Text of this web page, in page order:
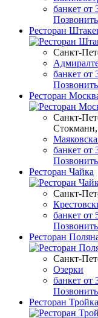
банкет от
Позвонить
Ресторан
Санкт-
банкет от
Позвонить
Ресторан
Санкт-
банкет от
Позвонить
Ресторан Чайка
Санкт-
банкет от
Позвонить
Ресторан
Санкт-
Озерки
банкет от
Позвонить
Ресторан Тройка